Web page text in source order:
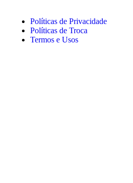
Políticas de Privacidade
Políticas de Troca
Termos e Usos